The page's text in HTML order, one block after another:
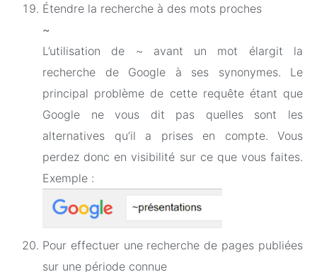
Étendre la recherche à des mots proches
~
L’utilisation de ~ avant un mot élargit la
recherche de Google à ses synonymes. Le
principal problème de cette requête étant que
Google ne vous dit pas quelles sont les
alternatives qu’il a prises en compte. Vous
perdez donc en visibilité sur ce que vous faites.
Exemple :
Pour effectuer une recherche de pages publiées
sur une période connue